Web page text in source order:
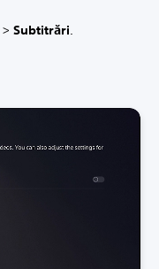
> Subtitrări.